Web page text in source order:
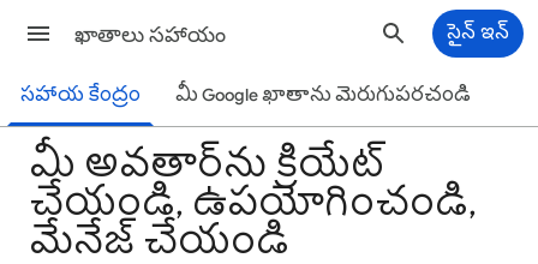
ఖాతాలు సహాయం సైన్ ఇన్
సహాయ కేంద్రం మీ Google ఖాతాను మెరుగుపరచండి
మీ అవతార్‌ను క్రియేట్
చేయండి, ఉపయోగించండి,
మేనేజ్ చేయండి